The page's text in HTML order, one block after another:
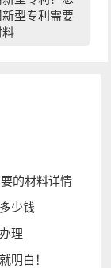
型专利需要
料
的材料详情
少钱
理
明白！